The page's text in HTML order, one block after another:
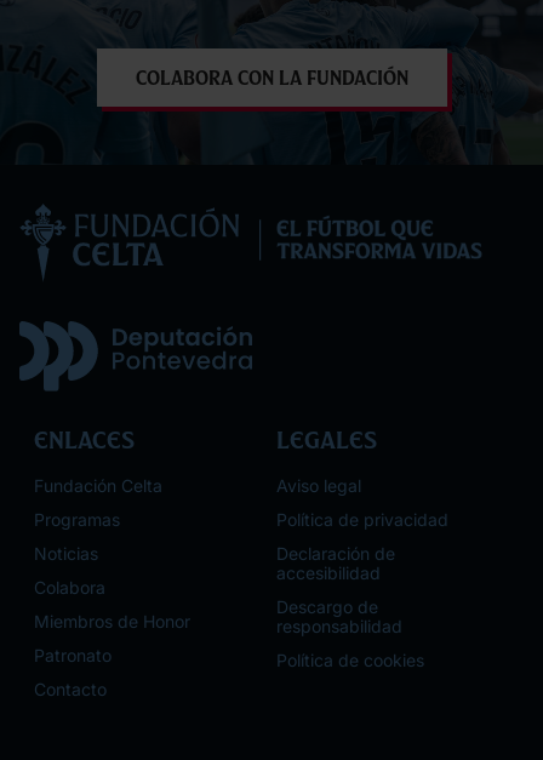
Colabora con la Fundación
Enlaces
Fundación Celta
Programas
Noticias
Colabora
Miembros de Honor
Patronato
Contacto
Legales
Aviso legal
Política de privacidad
Declaración de
accesibilidad
Descargo de
responsabilidad
Política de cookies